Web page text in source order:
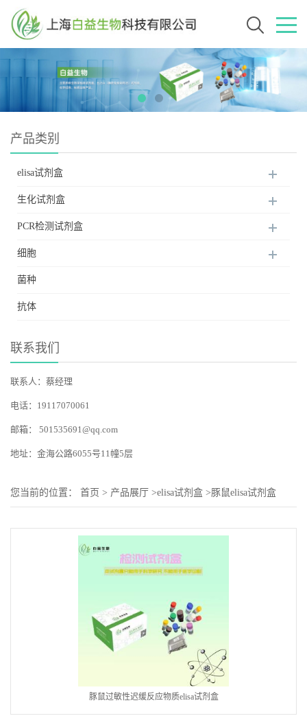
产品类别
elisa试剂盒
生化试剂盒
PCR检测试剂盒
细胞
菌种
抗体
联系我们
联系人：蔡经理
电话：19117070061
邮箱： 501535691@qq.com
地址：金海公路6055号11幢5层
您当前的位置： 首页 > 产品展厅 >elisa试剂盒 >豚鼠elisa试剂盒
豚鼠过敏性迟缓反应物质elisa试剂盒